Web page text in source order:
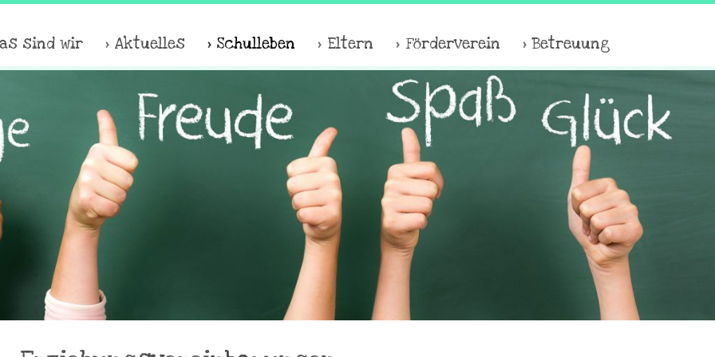
sind wir Aktuelles Schulleben Eltern Förderverein Betreuung